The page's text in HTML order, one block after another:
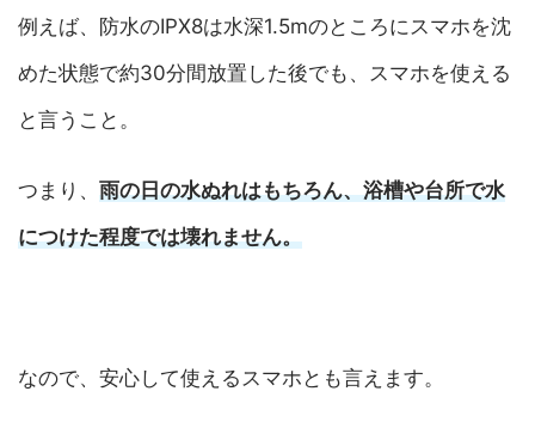
例えば、防水のIPX8は水深1.5mのところにスマホを沈
めた状態で約30分間放置した後でも、スマホを使える
と言うこと。
つまり、 雨の日の水ぬれはもちろん、浴槽や台所で水
につけた程度では壊れません。
なので、安心して使えるスマホとも言えます。